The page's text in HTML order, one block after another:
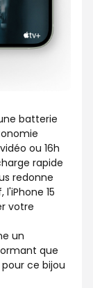
batterie
ou 16h
rapide
redonne
15
votre
un
que
ce bijou